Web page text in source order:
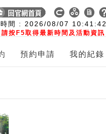
間 : 2026/08/07 10:41:43
按F5取得最新時間及活動資訊
預約申請 我的紀錄